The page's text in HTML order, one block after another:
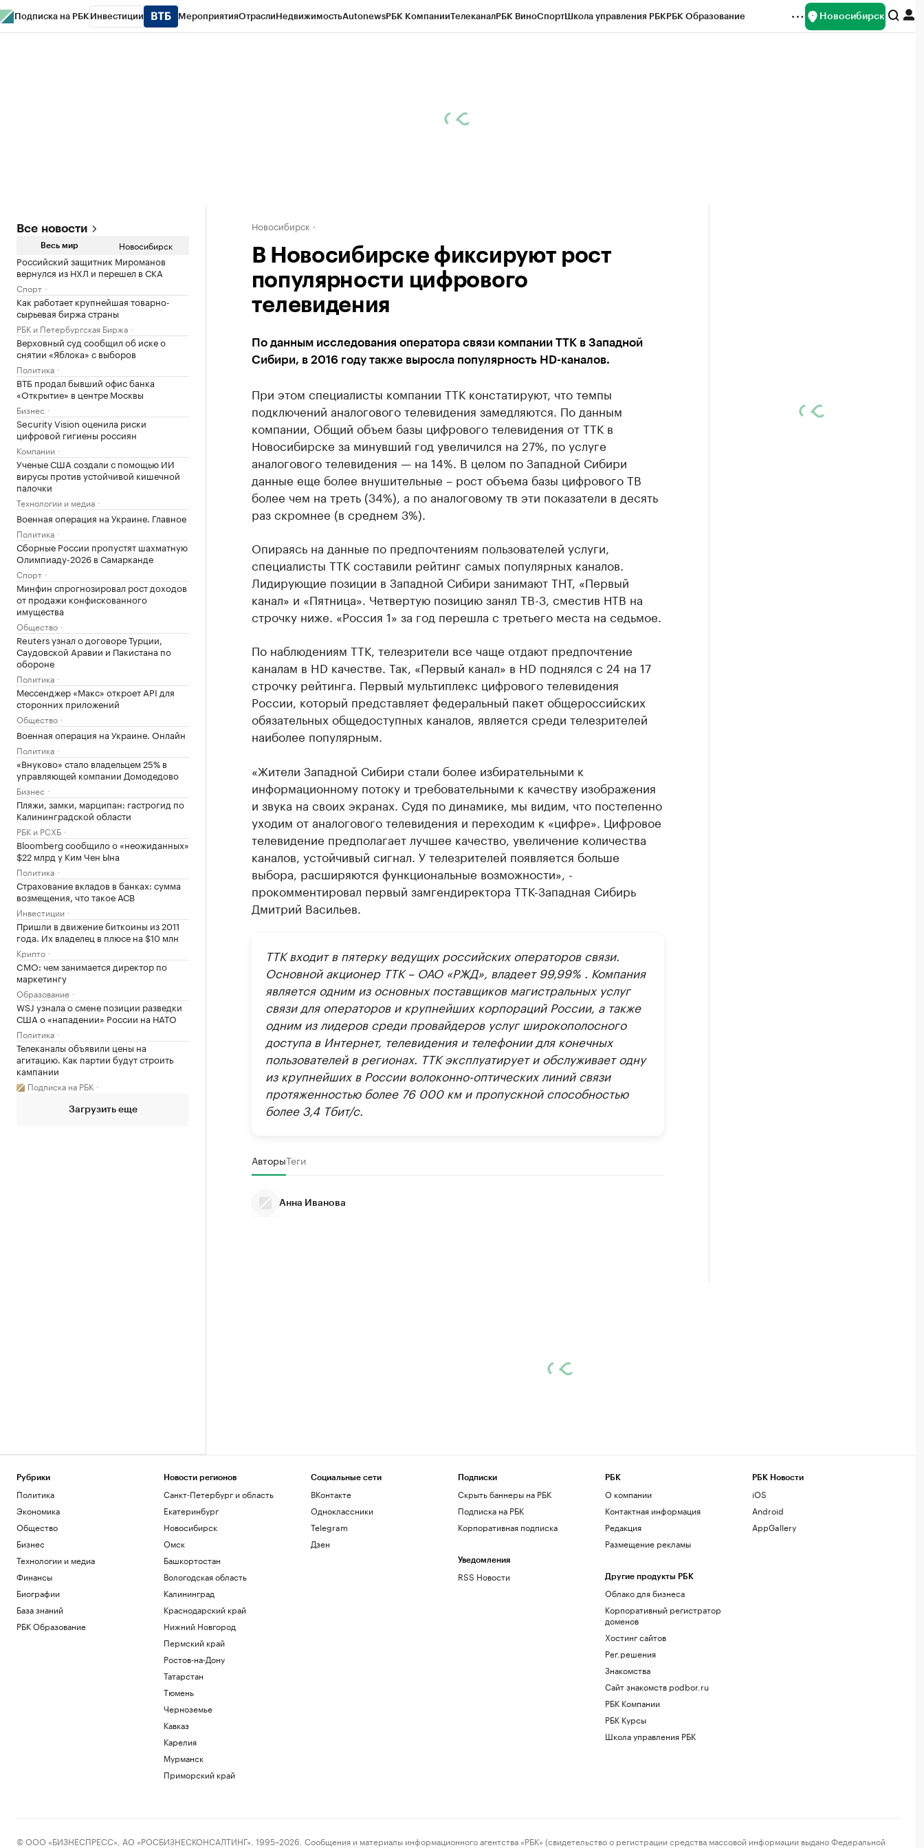
Подписка на РБК Инвестиции МероприятияОтраслиНедвижимостьAutonewsРБК КомпанииТелеканалРБК ВиноСпортШкола управления РБКРБК Образование Новосибирск
Все новости
Весь мир Новосибирск
Российский защитник Мироманов
вернулся из НХЛ и перешел в СКА
Спорт
Как работает крупнейшая товарно-
сырьевая биржа страны
РБК и Петербургская Биржа
Верховный суд сообщил об иске о
снятии «Яблока» с выборов
Политика
ВТБ продал бывший офис банка
«Открытие» в центре Москвы
Бизнес
Security Vision оценила риски
цифровой гигиены россиян
Компании
Ученые США создали с помощью ИИ
вирусы против устойчивой кишечной
палочки
Технологии и медиа
Военная операция на Украине. Главное
Политика
Сборные России пропустят шахматную
Олимпиаду-2026 в Самарканде
Спорт
Минфин спрогнозировал рост доходов
от продажи конфискованного
имущества
Общество
Reuters узнал о договоре Турции,
Саудовской Аравии и Пакистана по
обороне
Политика
Мессенджер «Макс» откроет API для
сторонних приложений
Общество
Военная операция на Украине. Онлайн
Политика
«Внуково» стало владельцем 25% в
управляющей компании Домодедово
Бизнес
Пляжи, замки, марципан: гастрогид по
Калининградской области
РБК и РСХБ
Bloomberg сообщило о «неожиданных»
$22 млрд у Ким Чен Ына
Политика
Страхование вкладов в банках: сумма
возмещения, что такое АСВ
Инвестиции
Пришли в движение биткоины из 2011
года. Их владелец в плюсе на $10 млн
Крипто
CMO: чем занимается директор по
маркетингу
Образование
WSJ узнала о смене позиции разведки
США о «нападении» России на НАТО
Политика
Телеканалы объявили цены на
агитацию. Как партии будут строить
кампании
Подписка на РБК
Загрузить еще
Новосибирск
В Новосибирске фиксируют рост
популярности цифрового
телевидения
По данным исследования оператора связи компании ТТК в Западной
Сибири, в 2016 году также выросла популярность HD-каналов.
При этом специалисты компании ТТК констатируют, что темпы
подключений аналогового телевидения замедляются. По данным
компании, Общий объем базы цифрового телевидения от ТТК в
Новосибирске за минувший год увеличился на 27%, по услуге
аналогового телевидения — на 14%. В целом по Западной Сибири
данные еще более внушительные – рост объема базы цифрового ТВ
более чем на треть (34%), а по аналоговому тв эти показатели в десять
раз скромнее (в среднем 3%).
Опираясь на данные по предпочтениям пользователей услуги,
специалисты ТТК составили рейтинг самых популярных каналов.
Лидирующие позиции в Западной Сибири занимают ТНТ, «Первый
канал» и «Пятница». Четвертую позицию занял ТВ-3, сместив НТВ на
строчку ниже. «Россия 1» за год перешла с третьего места на седьмое.
По наблюдениям ТТК, телезрители все чаще отдают предпочтение
каналам в HD качестве. Так, «Первый канал» в HD поднялся с 24 на 17
строчку рейтинга. Первый мультиплекс цифрового телевидения
России, который представляет федеральный пакет общероссийских
обязательных общедоступных каналов, является среди телезрителей
наиболее популярным.
«Жители Западной Сибири стали более избирательными к
информационному потоку и требовательными к качеству изображения
и звука на своих экранах. Судя по динамике, мы видим, что постепенно
уходим от аналогового телевидения и переходим к «цифре». Цифровое
телевидение предполагает лучшее качество, увеличение количества
каналов, устойчивый сигнал. У телезрителей появляется больше
выбора, расширяются функциональные возможности», -
прокомментировал первый замгендиректора ТТК-Западная Сибирь
Дмитрий Васильев.
ТТК входит в пятерку ведущих российских операторов связи.
Основной акционер ТТК – ОАО «РЖД», владеет 99,99% . Компания
является одним из основных поставщиков магистральных услуг
связи для операторов и крупнейших корпораций России, а также
одним из лидеров среди провайдеров услуг широкополосного
доступа в Интернет, телевидения и телефонии для конечных
пользователей в регионах. ТТК эксплуатирует и обслуживает одну
из крупнейших в России волоконно-оптических линий связи
протяженностью более 76 000 км и пропускной способностью
более 3,4 Тбит/с.
АвторыТеги
Анна Иванова
Рубрики
Политика
Экономика
Общество
Бизнес
Технологии и медиа
Финансы
Биографии
База знаний
РБК Образование
Новости регионов
Санкт-Петербург и область
Екатеринбург
Новосибирск
Омск
Башкортостан
Вологодская область
Калининград
Краснодарский край
Нижний Новгород
Пермский край
Ростов-на-Дону
Татарстан
Тюмень
Черноземье
Кавказ
Карелия
Мурманск
Приморский край
Социальные сети
ВКонтакте
Одноклассники
Telegram
Дзен
Подписки
Скрыть баннеры на РБК
Подписка на РБК
Корпоративная подписка
Уведомления
RSS Новости
РБК
О компании
Контактная информация
Редакция
Размещение рекламы
Другие продукты РБК
Облако для бизнеса
Корпоративный регистратор
доменов
Хостинг сайтов
Рег.решения
Знакомства
Сайт знакомств podbor.ru
РБК Компании
РБК Курсы
Школа управления РБК
РБК Новости
iOS
Android
AppGallery
© ООО «БИЗНЕСПРЕСС», АО «РОСБИЗНЕСКОНСАЛТИНГ», 1995–2026. Сообщения и материалы информационного агентства «РБК» (свидетельство о регистрации средства массовой информации выдано Федеральной